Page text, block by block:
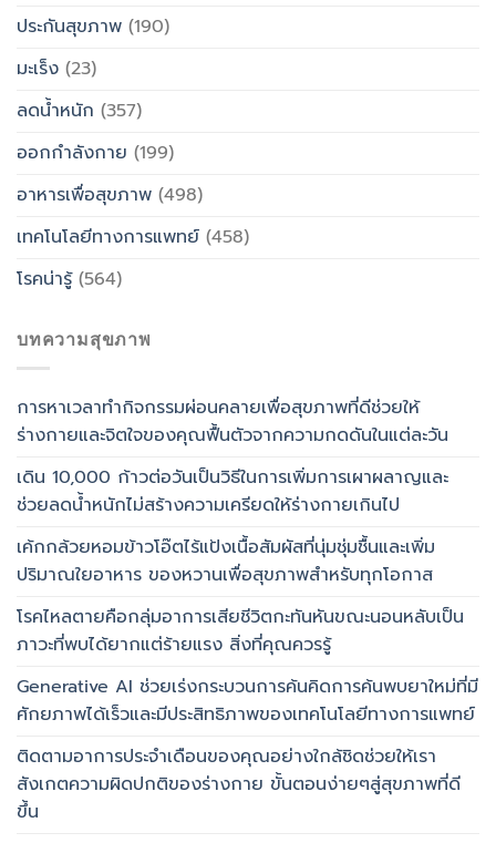
ประกันสุขภาพ (190)
มะเร็ง (23)
ลดน้ำหนัก (357)
ออกกำลังกาย (199)
อาหารเพื่อสุขภาพ (498)
เทคโนโลยีทางการแพทย์ (458)
โรคน่ารู้(564)
บทความสุขภาพ
การหาเวลาทำกิจกรรมผ่อนคลายเพื่อสุขภาพที่ดีช่วยให้
ร่างกายและจิตใจของคุณฟื้นตัวจากความกดดันในแต่ละวัน
เดิน 10,000 ก้าวต่อวันเป็นวิธีในการเพิ่มการเผาผลาญและ
ช่วยลดน้ำหนักไม่สร้างความเครียดให้ร่างกายเกินไป
เค้กกล้วยหอมข้าวโอ๊ตไร้แป้งเนื้อสัมผัสที่นุ่มชุ่มชื้นและเพิ่ม
ปริมาณใยอาหาร ของหวานเพื่อสุขภาพสำหรับทุกโอกาส
โรคไหลตายคือกลุ่มอาการเสียชีวิตกะทันหันขณะนอนหลับเป็น
ภาวะที่พบได้ยากแต่ร้ายแรง สิ่งที่คุณควรรู้
Generative AI ช่วยเร่งกระบวนการค้นคิดการค้นพบยาใหม่ที่มี
ศักยภาพได้เร็วและมีประสิทธิภาพของเทคโนโลยีทางการแพทย์
ติดตามอาการประจำเดือนของคุณอย่างใกล้ชิดช่วยให้เรา
สังเกตความผิดปกติของร่างกาย ขั้นตอนง่ายๆสู่สุขภาพที่ดี
ขึ้น